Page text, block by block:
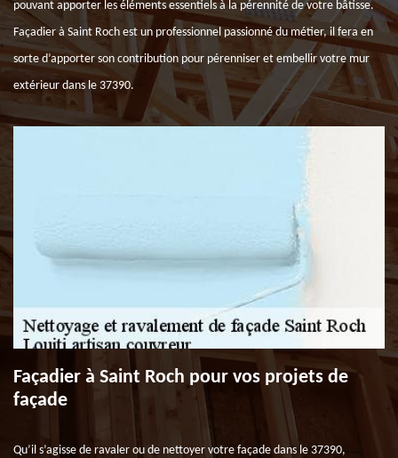
pouvant apporter les éléments essentiels à la pérennité de votre bâtisse.
Façadier à Saint Roch est un professionnel passionné du métier, il fera en
sorte d’apporter son contribution pour pérenniser et embellir votre mur
extérieur dans le 37390.
Façadier à Saint Roch pour vos projets de
façade
Qu’il s’agisse de ravaler ou de nettoyer votre façade dans le 37390,